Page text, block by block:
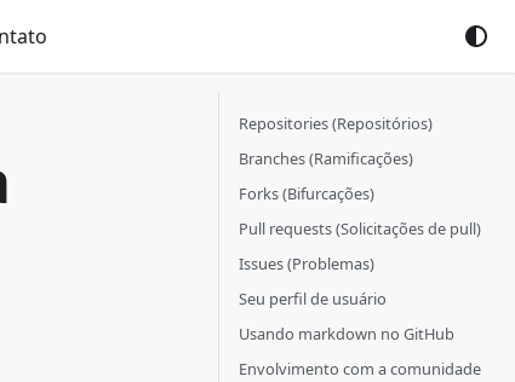
Repositories (Repositórios)
Branches (Ramificações)
Forks (Bifurcações)
Pull requests (Solicitações de pull)
Issues (Problemas)
Seu perfil de usuário
Usando markdown no GitHub
Envolvimento com a comunidade